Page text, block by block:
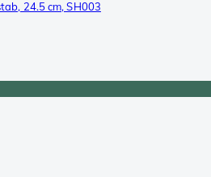
24.5 cm, SH003